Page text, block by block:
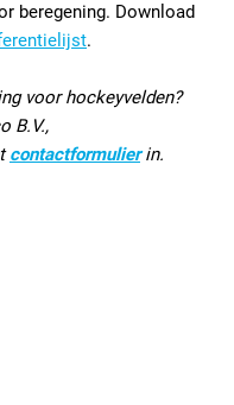
beregening. Download
.
voor hockeyvelden?
B.V.,
contactformulier in.